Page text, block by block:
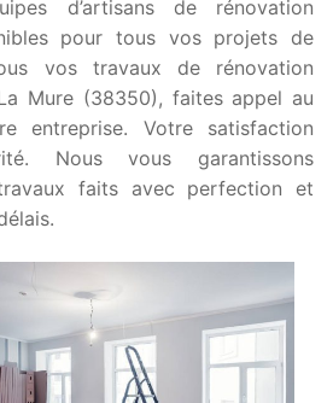
d’artisans de rénovation
pour tous vos projets de
vos travaux de rénovation
Mure (38350), faites appel au
entreprise. Votre satisfaction
Nous vous garantissons
faits avec perfection et